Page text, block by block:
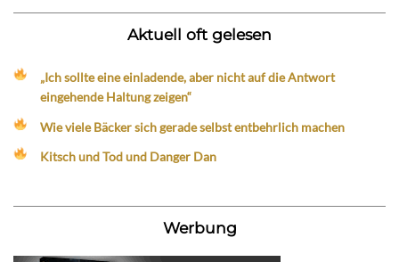
Aktuell oft gelesen
„Ich sollte eine einladende, aber nicht auf die Antwort
eingehende Haltung zeigen“
Wie viele Bäcker sich gerade selbst entbehrlich machen
Kitsch und Tod und Danger Dan
Werbung